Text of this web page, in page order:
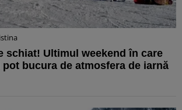
schiat! Ultimul weekend în care
bucura de atmosfera de iarnă